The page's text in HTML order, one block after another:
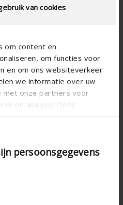
van cookies
om content en
om functies voor
en om ons websiteverkeer
we informatie over uw
met onze partners voor
en analyse. Deze
aan ze heeft verstrekt of
op basis van uw gebruik
persoonsgegevens